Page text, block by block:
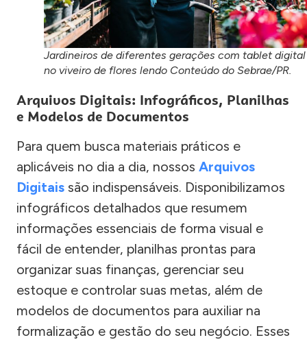
Jardineiros de diferentes gerações com tablet digital
no viveiro de flores lendo Conteúdo do Sebrae/PR.
Arquivos Digitais: Infográficos, Planilhas
e Modelos de Documentos
Para quem busca materiais práticos e
aplicáveis no dia a dia, nossos Arquivos
Digitais são indispensáveis. Disponibilizamos
infográficos detalhados que resumem
informações essenciais de forma visual e
fácil de entender, planilhas prontas para
organizar suas finanças, gerenciar seu
estoque e controlar suas metas, além de
modelos de documentos para auxiliar na
formalização e gestão do seu negócio. Esses